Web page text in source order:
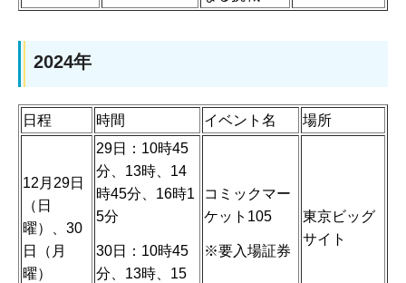
2024年
日程 時間 イベント名 場所
12月29日
（日
曜）、30
日（月
曜）
29日：10時45
分、13時、14
時45分、16時1
5分
30日：10時45
分、13時、15
コミックマー
ケット105
※要入場証券
東京ビッグ
サイト